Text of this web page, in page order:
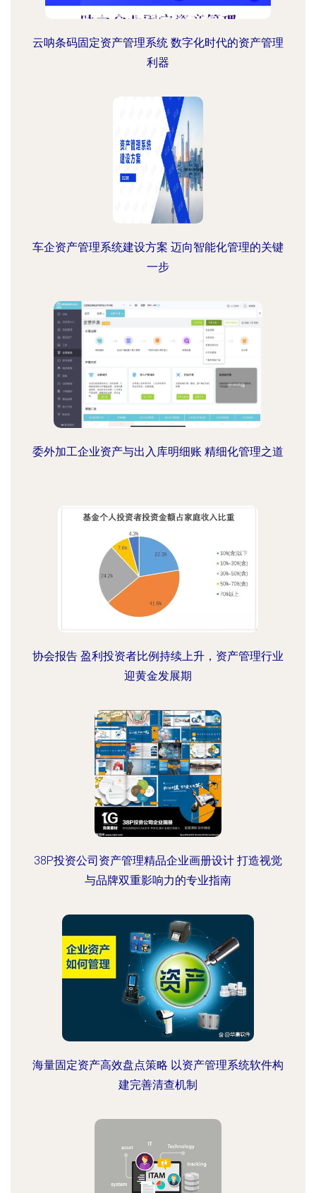
云呐条码固定资产管理系统 数字化时代的资产管理
利器
车企资产管理系统建设方案 迈向智能化管理的关键
一步
委外加工企业资产与出入库明细账 精细化管理之道
协会报告 盈利投资者比例持续上升，资产管理行业
迎黄金发展期
38P投资公司资产管理精品企业画册设计 打造视觉
与品牌双重影响力的专业指南
海量固定资产高效盘点策略 以资产管理系统软件构
建完善清查机制